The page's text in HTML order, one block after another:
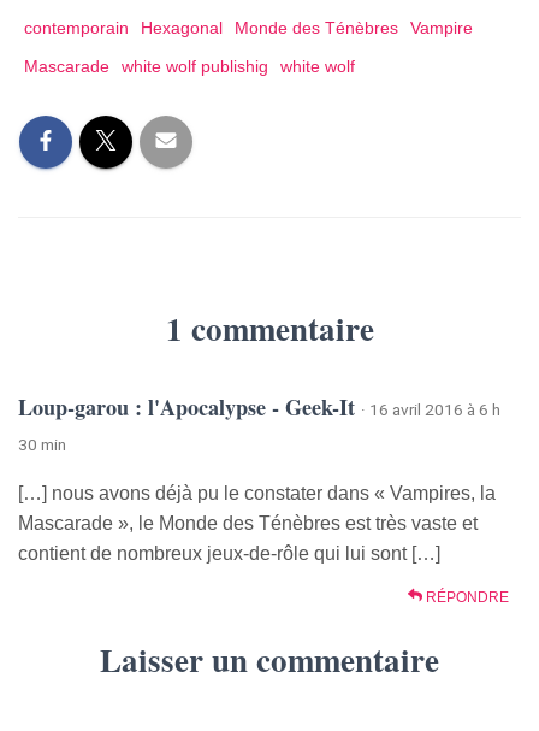
contemporain
Hexagonal Monde des Ténèbres
Vampire
Mascarade
white wolf publishig white wolf
1 commentaire
Loup-garou : l'Apocalypse - Geek-It · 16 avril 2016 à 6 h
30 min
[…] nous avons déjà pu le constater dans « Vampires, la
Mascarade », le Monde des Ténèbres est très vaste et
contient de nombreux jeux-de-rôle qui lui sont […]
RÉPONDRE
Laisser un commentaire